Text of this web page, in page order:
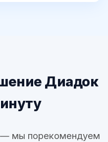
Диадок
— мы порекомендуем